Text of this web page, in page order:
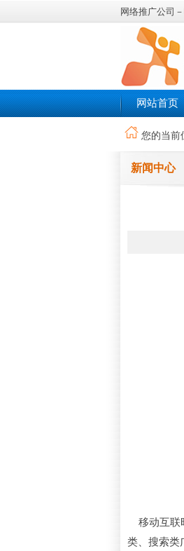
网络推广公司
网站首页
您的当前
新闻中心
移动互联
类、搜索类